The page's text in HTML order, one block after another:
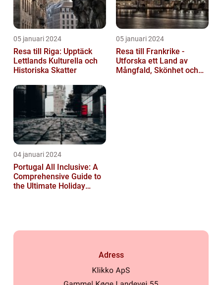
05 januari 2024
Resa till Riga: Upptäck
Lettlands Kulturella och
Historiska Skatter
05 januari 2024
Resa till Frankrike -
Utforska ett Land av
Mångfald, Skönhet och
04 januari 2024
Portugal All Inclusive: A
Comprehensive Guide to
the Ultimate Holiday
Adress